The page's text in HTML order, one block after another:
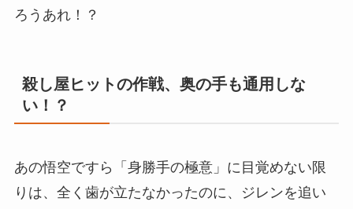
ろうあれ！？
殺し屋ヒットの作戦、奥の手も通用しな
い！？
あの悟空ですら「身勝手の極意」に目覚めない限
りは、全く歯が立たなかったのに、ジレンを追い